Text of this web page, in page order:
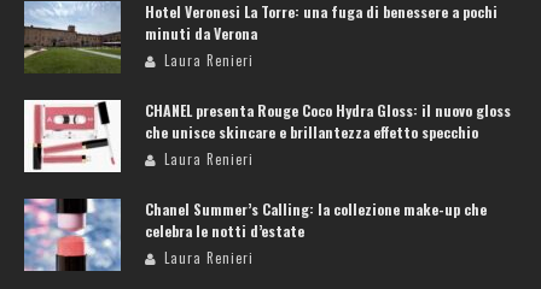
Hotel Veronesi La Torre: una fuga di benessere a pochi
minuti da Verona
Laura Renieri
CHANEL presenta Rouge Coco Hydra Gloss: il nuovo gloss
che unisce skincare e brillantezza effetto specchio
Laura Renieri
Chanel Summer’s Calling: la collezione make-up che
celebra le notti d’estate
Laura Renieri